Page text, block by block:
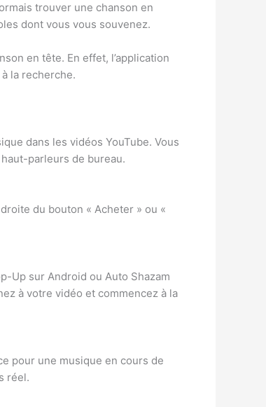
trouver une chanson en
dont vous vous souvenez.
en tête. En effet, l’application
la recherche.
dans les vidéos YouTube. Vous
parleurs de bureau.
du bouton « Acheter » ou «
Up sur Android ou Auto Shazam
à votre vidéo et commencez à la
pour une musique en cours de
réel.